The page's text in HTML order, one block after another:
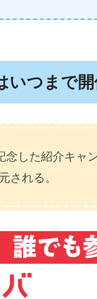
いつまで
念した紹介キャ
される。